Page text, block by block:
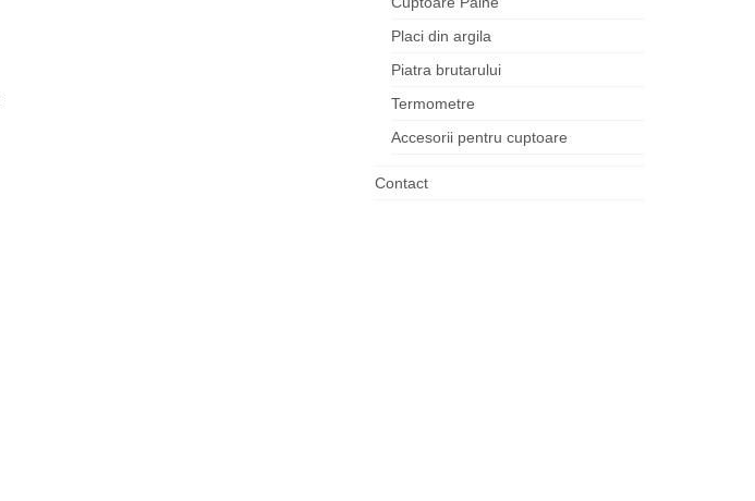
Placi din argila
Piatra brutarului
Termometre
Accesorii pentru cuptoare
Contact